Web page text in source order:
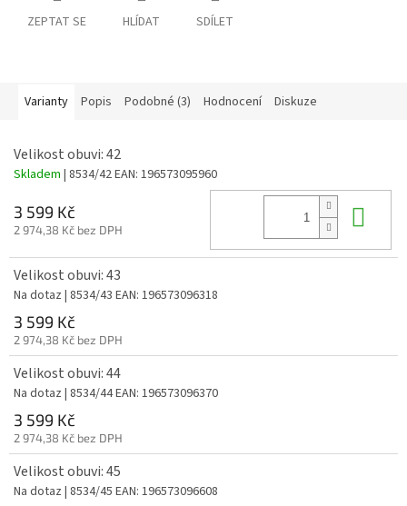
ZEPTAT SE HLÍDAT SDÍLET
Varianty Popis Podobné (3) Hodnocení Diskuze
Velikost obuvi: 42
Skladem | 8534/42EAN: 196573095960
3 599 Kč
2 974,38 Kč bez DPH
Velikost obuvi: 43
Na dotaz | 8534/43 EAN: 196573096318
3 599 Kč
2 974,38 Kč bez DPH
Velikost obuvi: 44
Na dotaz | 8534/44EAN: 196573096370
3 599 Kč
2 974,38 Kč bez DPH
Velikost obuvi: 45
Na dotaz | 8534/45 EAN: 196573096608